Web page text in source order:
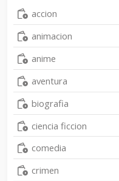
accion
animacion
anime
aventura
biografia
ciencia ficcion
comedia
crimen